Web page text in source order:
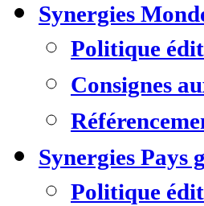
Synergies
Politique
Consignes
Synergies Pays
Politique